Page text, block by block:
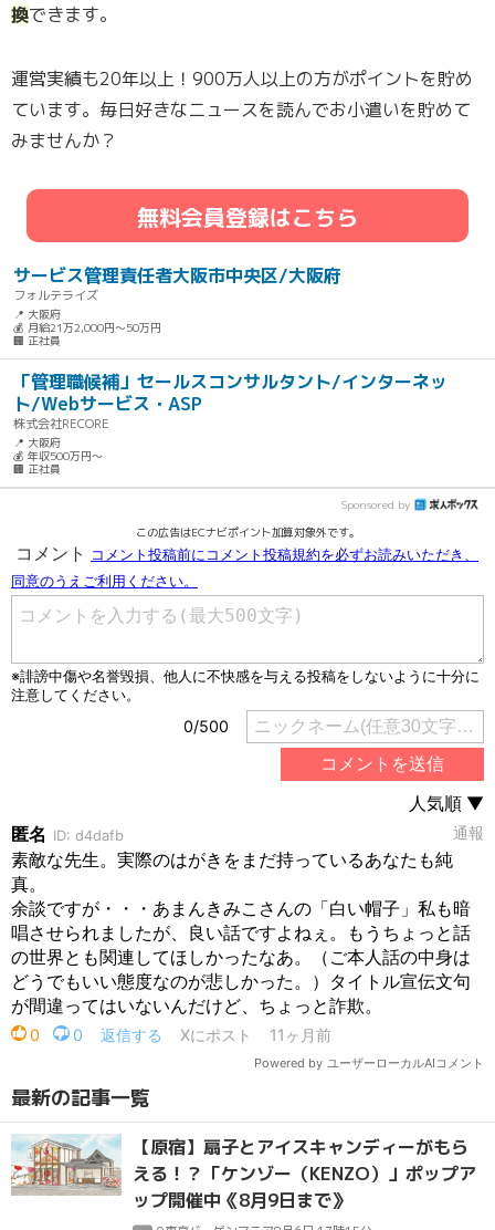
換できます。
運営実績も20年以上！900万人以上の方がポイントを貯め
ています。毎日好きなニュースを読んでお小遣いを貯めて
みませんか？
無料会員登録はこちら
サービス管理責任者大阪市中央区/大阪府
フォルテライズ
📍 大阪府
💰 月給21万2,000円～50万円
🏢 正社員
「管理職候補」セールスコンサルタント/インターネッ
ト/Webサービス・ASP
株式会社RECORE
📍 大阪府
💰 年収500万円～
🏢 正社員
Sponsored by
この広告はECナビポイント加算対象外です。
最新の記事一覧
【原宿】扇子とアイスキャンディーがもら
える！？「ケンゾー（KENZO）」ポップア
ップ開催中《8月9日まで》